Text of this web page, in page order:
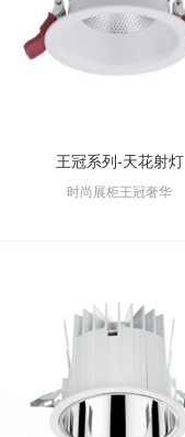
王冠系列-天花射灯
时尚展柜王冠奢华